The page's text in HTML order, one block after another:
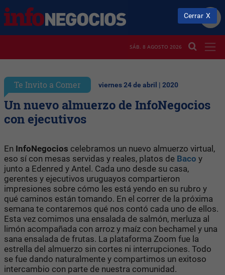
SÁB. 8 AGOSTO 2026
Te Invito a Comer viernes 24 de abril | 2020
Un nuevo almuerzo de InfoNegocios
con ejecutivos
En InfoNegocios celebramos un nuevo almuerzo virtual,
eso sí con mesas servidas y reales, platos de Baco y
junto a Edenred y Antel. Cada uno desde su casa,
gerentes y ejecutivos uruguayos compartieron
impresiones sobre cómo les está yendo en su rubro y
qué caminos están tomando. En el correr de la próxima
semana te contaremos qué nos contó cada uno de ellos.
Esta vez comimos una ensalada de salmón, merluza al
limón acompañada con arroz y maíz con bechamel y una
sana ensalada de frutas. La plataforma Zoom fue la
estrella del almuerzo sin cortes ni interrupciones. Todo
se fue dando naturalmente y compartimos un exitoso
intercambio con parte de nuestra comunidad.
Cerrar